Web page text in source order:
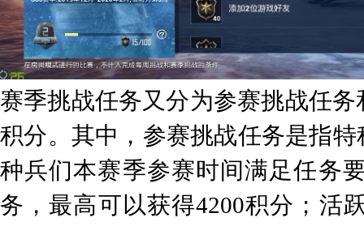
赛季挑战任务又分为参赛挑战任
积分。其中，参赛挑战任务是指
种兵们本赛季参赛时间满足任务
务，最高可以获得4200积分；活